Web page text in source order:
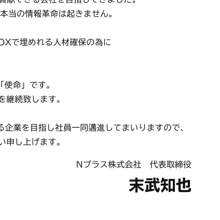
当の情報革命は起きません。
で埋めれる人材確保の為に
命」です。
継続致します。
業を目指し社員一同邁進してまいりますので、
申し上げます。
Nプラス株式会社 代表取締役
末武知也